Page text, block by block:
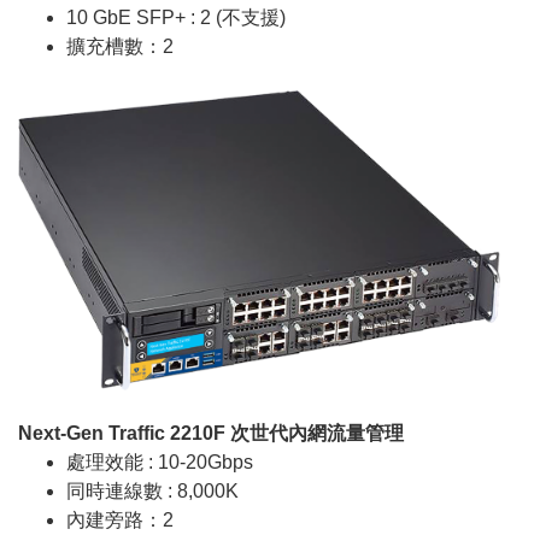
10 GbE SFP+ : 2 (不支援)
擴充槽數：2
Next-Gen Traffic 2210F 次世代內網流量管理
處理效能 : 10-20Gbps
同時連線數 : 8,000K
內建旁路：2